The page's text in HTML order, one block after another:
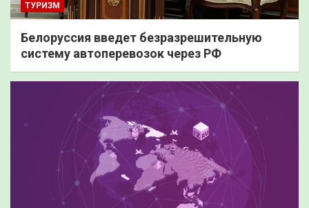
ТУРИЗМ
Белоруссия введет безразрешительную
систему автоперевозок через РФ